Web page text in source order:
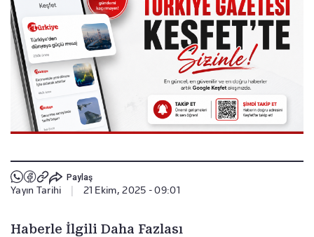
Paylaş
Yayın Tarihi 21 Ekim, 2025 - 09:01
Haberle İlgili Daha Fazlası